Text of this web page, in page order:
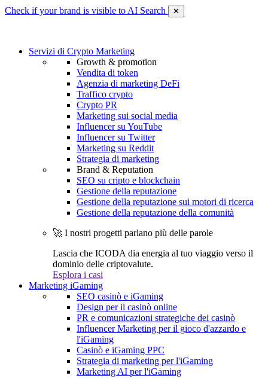
Check if your brand is visible to AI Search ✕
Servizi di Crypto Marketing
Growth & promotion
Vendita di token
Agenzia di marketing DeFi
Traffico crypto
Crypto PR
Marketing sui social media
Influencer su YouTube
Influencer su Twitter
Marketing su Reddit
Strategia di marketing
Brand & Reputation
SEO su cripto e blockchain
Gestione della reputazione
Gestione della reputazione sui motori di ricerca
Gestione della reputazione della comunità
🚀 I nostri progetti parlano più delle parole
Lascia che ICODA dia energia al tuo viaggio verso il
dominio delle criptovalute.
Esplora i casi
Marketing iGaming
SEO casinò e iGaming
Design per il casinò online
PR e comunicazioni strategiche dei casinò
Influencer Marketing per il gioco d'azzardo e
l'iGaming
Casinò e iGaming PPC
Strategia di marketing per l'iGaming
Marketing AI per l'iGaming